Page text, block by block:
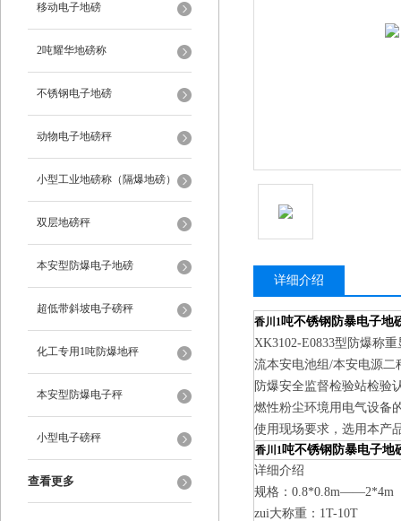
移动电子地磅
2吨耀华地磅称
不锈钢电子地磅
动物电子地磅秤
小型工业地磅称（隔爆地磅）
双层地磅秤
本安型防爆电子地磅
超低带斜坡电子磅秤
化工专用1吨防爆地秤
本安型防爆电子秤
小型电子磅秤
查看更多
详细介绍
香川1吨不锈钢防暴电子地
XK3102-E0833型防爆称
流本安电池组/本安电源二
防爆安全监督检验站检验
燃性粉尘环境用电气设备
使用现场要求，选用本产
香川1吨不锈钢防暴电子地
详细介绍
规格： 0.8*0.8m——2*4m
zui大称重： 1T-10T